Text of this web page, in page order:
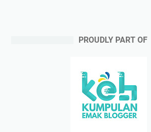
PROUDLY PART OF